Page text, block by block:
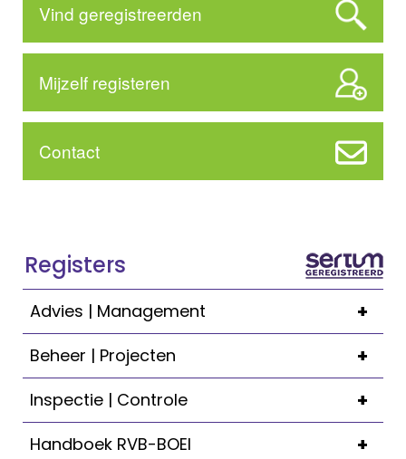
Vind geregistreerden
Mijzelf registeren
Contact
Registers
+
Advies | Management
+
Beheer | Projecten
+
Inspectie | Controle
+
Handboek RVB-BOEI